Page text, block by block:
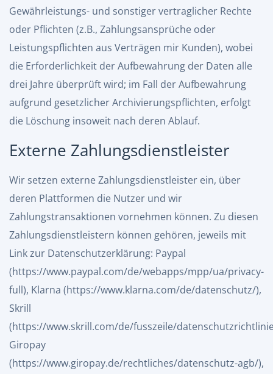
Gewährleistungs- und sonstiger vertraglicher Rechte
oder Pflichten (z.B., Zahlungsansprüche oder
Leistungspflichten aus Verträgen mir Kunden), wobei
die Erforderlichkeit der Aufbewahrung der Daten alle
drei Jahre überprüft wird; im Fall der Aufbewahrung
aufgrund gesetzlicher Archivierungspflichten, erfolgt
die Löschung insoweit nach deren Ablauf.
Externe Zahlungsdienstleister
Wir setzen externe Zahlungsdienstleister ein, über
deren Plattformen die Nutzer und wir
Zahlungstransaktionen vornehmen können. Zu diesen
Zahlungsdienstleistern können gehören, jeweils mit
Link zur Datenschutzerklärung: Paypal
(https://www.paypal.com/de/webapps/mpp/ua/privacy-
full), Klarna (https://www.klarna.com/de/datenschutz/),
Skrill
(https://www.skrill.com/de/fusszeile/
Giropay
(https://www.giropay.de/rechtliches/datenschutz-agb/),